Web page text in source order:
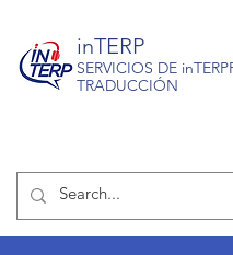
inTERP
SERVICIOS DE
TRADUCCIÓN